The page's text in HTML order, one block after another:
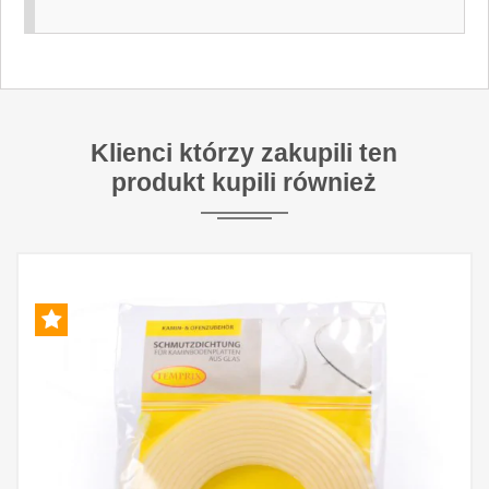
Klienci którzy zakupili ten
produkt kupili również